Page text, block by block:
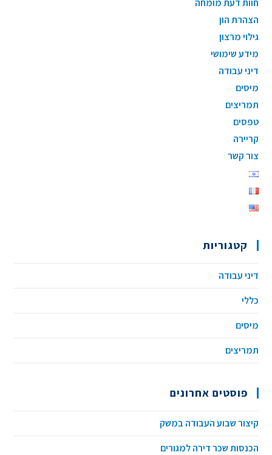
חוות דעת מומחה
הצהרת הון
גילוי מרצון
מידע שימושי
דיני עבודה
מיסים
תמריצים
טפסים
קריירה
צור קשר
קטגוריות
דיני עבודה
כללי
מיסים
תמריצים
פוסטים אחרונים
קיצור שבוע העבודה במשק
הכנסות שכר דירה למגורים